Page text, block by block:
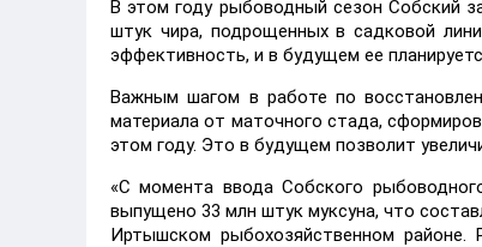
В этом году рыбоводный сезон Собский
штук чира, подрощенных в садковой
эффективность, и в будущем ее
Важным шагом в работе по
материала от маточного стада,
этом году. Это в будущем позволит
«С момента ввода Собского
выпущено 33 млн штук муксуна, что
Иртышском рыбохозяйственном